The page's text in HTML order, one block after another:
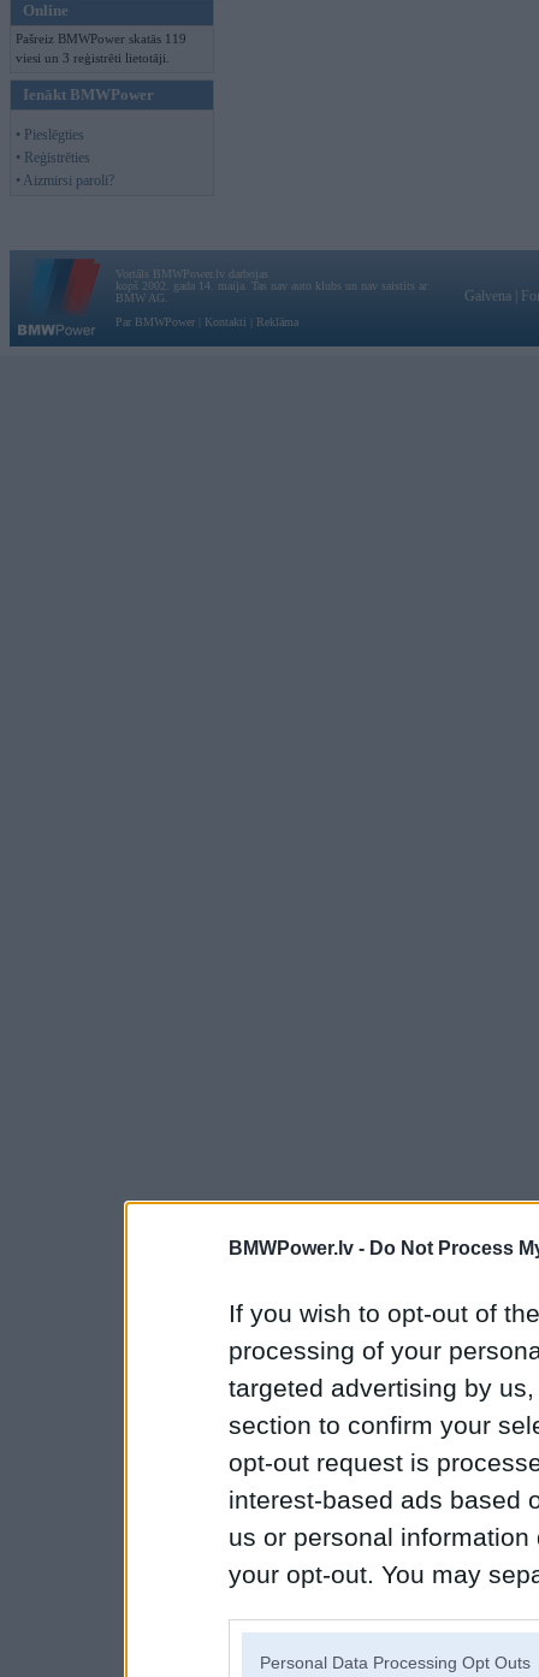
BMWPower.lv - Do Not Process
If you wish to opt-out of
processing of your
targeted advertising by
section to confirm your
opt-out request is
interest-based ads based
us or personal
your opt-out. You may
Personal Data Processing Opt Outs
Online
Pašreiz BMWPower skatās 119
viesi un 3 reģistrēti lietotāji.
Ienākt BMWPower
• Pieslēgties
• Reģistrēties
• Aizmirsi paroli?
Vortāls BMWPower.lv darbojas
kopš 2002. gada 14. maija. Tas nav auto klubs un nav saistīts ar
BMW AG.
Par BMWPower
Kontakti Reklāma
Galvena